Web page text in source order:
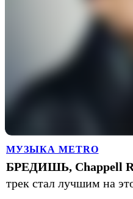
МУЗЫКА METRO
БРЕДИШЬ, Chappell
трек стал лучшим на